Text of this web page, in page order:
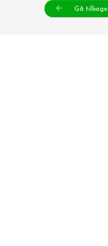
Gå tilbage